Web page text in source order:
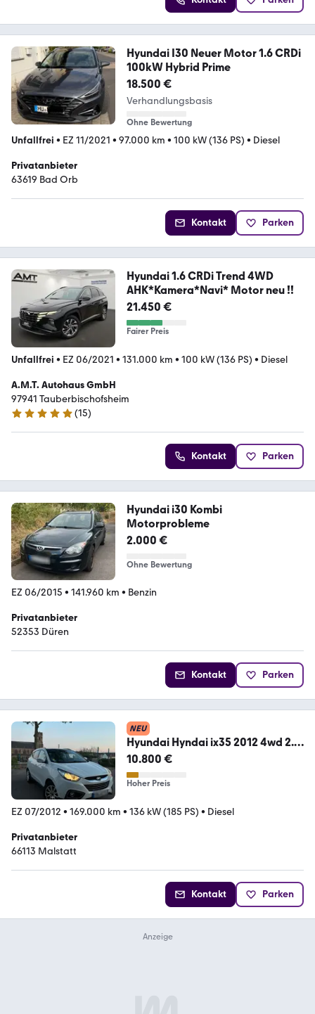
Hyundai I30 Neuer Motor 1.6 CRDi
100kW Hybrid Prime
18.500 €
Verhandlungsbasis
Ohne Bewertung
Unfallfrei • EZ 11/2021 • 97.000 km • 100 kW (136 PS) • Diesel
Privatanbieter
63619 Bad Orb
Kontakt Parken
Hyundai 1.6 CRDi Trend 4WD
AHK*Kamera*Navi* Motor neu !!
21.450 €
Fairer Preis
Unfallfrei • EZ 06/2021 • 131.000 km • 100 kW (136 PS) • Diesel
A.M.T. Autohaus GmbH
97941 Tauberbischofsheim
5 Sterne
(15)
Kontakt Parken
Hyundai i30 Kombi
Motorprobleme
2.000 €
Ohne Bewertung
EZ 06/2015 • 141.960 km • Benzin
Privatanbieter
52353 Düren
Kontakt Parken
NEU
Hyundai Hyndai ix35 2012 4wd 2.0
Diesel Motor 185p...
10.800 €
Hoher Preis
EZ 07/2012 • 169.000 km • 136 kW (185 PS) • Diesel
Privatanbieter
66113 Malstatt
Kontakt Parken